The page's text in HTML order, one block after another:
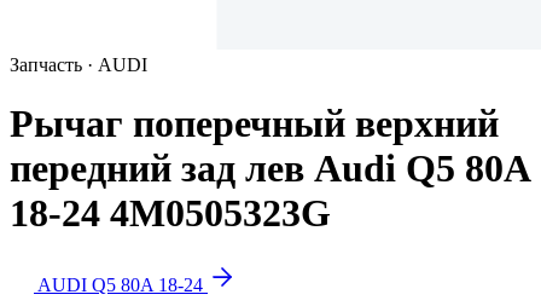
Запчасть · AUDI
Рычаг поперечный верхний
передний зад лев Audi Q5 80A
18-24 4M0505323G
AUDI Q5 80A 18-24